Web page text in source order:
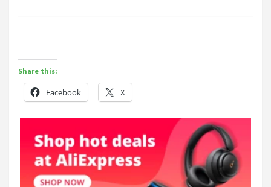
Share this:
Facebook X